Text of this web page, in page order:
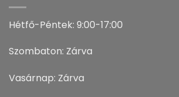
Hétfő-Péntek: 9:00-17:00
Szombaton: Zárva
Vasárnap: Zárva